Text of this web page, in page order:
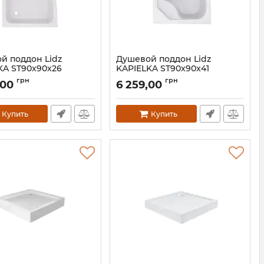
поддон Lidz
ST90x90x26
SD00050479
грн
Купить
Душевой поддон Lidz
KAPIELKA ST90x90x41
Артикул: SD00050481
6 259,00 грн
Купить